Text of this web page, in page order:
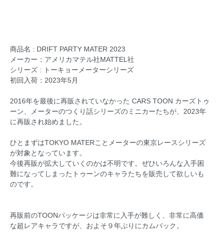
商品名 : DRIFT PARTY MATER 2023
メーカー：アメリカマテル社MATTEL社
シリーズ : トーキョーメーターシリーズ
初回入荷：2023年5月
2016年を最後に再販されていなかった CARS TOON カーズトゥ
ーン、メーターのつくり話シリーズのミニカーたちが、2023年
に再販され始めました。
ひとまずはTOKYO MATERことメーターの東京レースシリーズ
が対象となっています。
今後再販が拡大していくのかは不明です。ぜひいろんな入手困
難になってしまったトゥーンのキャラたちを販売して欲しいも
のです。
再販前のTOONパッケージは非常に入手が難しく、非常に高価
な超レアキャラですが、およそ９年ぶりにカムバック。